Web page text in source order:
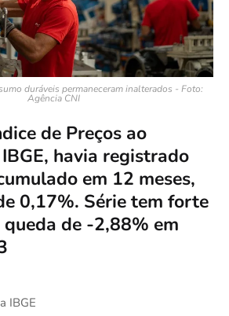
duráveis permaneceram inalterados - Foto:
Agência CNI
de Preços ao
havia registrado
em 12 meses,
0,17%. Série tem forte
de -2,88% em
IBGE